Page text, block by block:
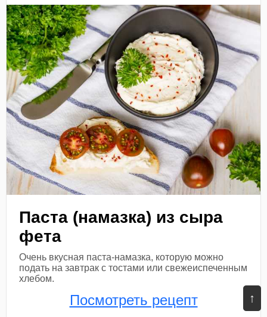
↑
Паста (намазка) из сыра
фета
Очень вкусная паста-намазка, которую можно
подать на завтрак с тостами или свежеиспеченным
хлебом.
Посмотреть рецепт